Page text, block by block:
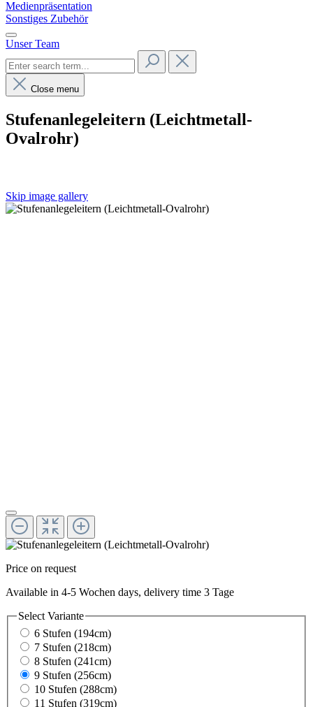
Medienpräsentation
Sonstiges Zubehör
Unser Team
Close menu
Stufenanlegeleitern (Leichtmetall-
Ovalrohr)
Skip image gallery
Price on request
Available in 4-5 Wochen days, delivery time 3 Tage
Select Variante
6 Stufen (194cm)
7 Stufen (218cm)
8 Stufen (241cm)
9 Stufen (256cm)
10 Stufen (288cm)
11 Stufen (319cm)